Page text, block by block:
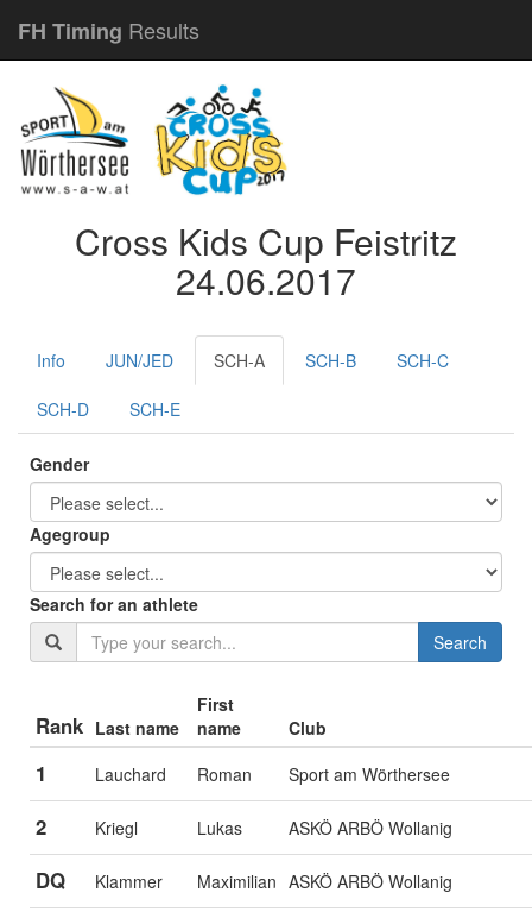
FH Timing Results
Cross Kids Cup Feistritz
24.06.2017
Info JUN/JED SCH-A SCH-B SCH-C
SCH-D SCH-E
Gender
Agegroup
Search for an athlete
Search
Rank Last name
First
name
Club
1 Lauchard Roman Sport am Wörthersee
2 Kriegl Lukas ASKÖ ARBÖ Wollanig
DQ Klammer Maximilian ASKÖ ARBÖ Wollanig